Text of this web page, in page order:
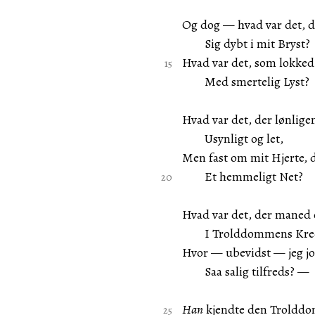
Og dog — hvad var det,
Sig dybt i mit Bryst?
Hvad var det, som
Med smertelig Lyst?
Hvad var det, der
Usynligt og let,
Men fast om mit Hjerte,
Et hemmeligt Net?
Hvad var det, der
I Trolddommens
Hvor — ubevidst — jeg
Saa salig tilfreds? —
Han kjendte den